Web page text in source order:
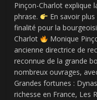
Pinçon-Charlot explique
phrase.
En savoir
finalité pour la
Charlot
Monique
ancienne directrice de
reconnue de la grande
nombreux ouvrages,
Grandes fortunes :
richesse en France, Les